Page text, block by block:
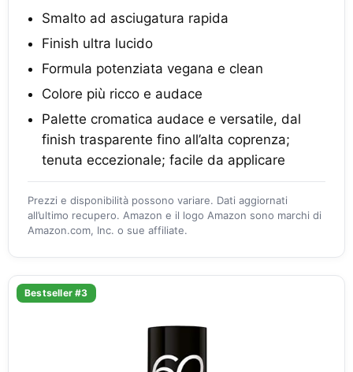
Smalto ad asciugatura rapida
Finish ultra lucido
Formula potenziata vegana e clean
Colore più ricco e audace
Palette cromatica audace e versatile, dal
finish trasparente fino all’alta coprenza;
tenuta eccezionale; facile da applicare
Prezzi e disponibilità possono variare. Dati aggiornati
all’ultimo recupero. Amazon e il logo Amazon sono marchi di
Amazon.com, Inc. o sue affiliate.
Bestseller #3